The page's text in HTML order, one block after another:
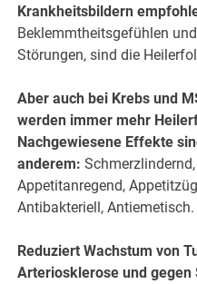
Krankheitsbildern
Beklemmtheitsgefühlen
Störungen, sind die
Aber auch bei Krebs und
werden immer mehr
Nachgewiesene Effekte
anderem:
Appetitanregend,
Antibakteriell, Antiemetisch.
Reduziert Wachstum von
Arteriosklerose und